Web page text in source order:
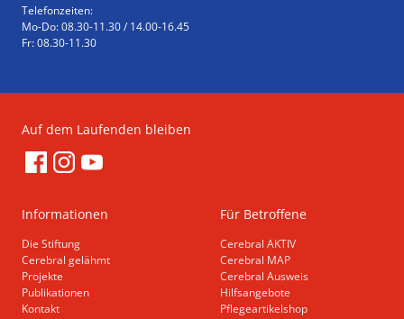
Telefonzeiten:
Mo-Do: 08.30-11.30 / 14.00-16.45
Fr: 08.30-11.30
Auf dem Laufenden bleiben
Informationen
Die Stiftung
Cerebral gelähmt
Projekte
Publikationen
Kontakt
Für Betroffene
Cerebral AKTIV
Cerebral MAP
Cerebral Ausweis
Hilfsangebote
Pflegeartikelshop